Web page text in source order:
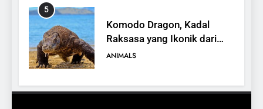
5
Komodo Dragon, Kadal
Raksasa yang Ikonik dari
Indonesia
ANIMALS
6